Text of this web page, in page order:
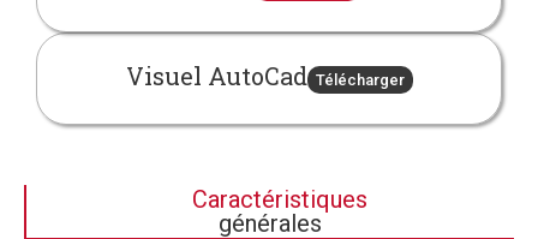
Visuel AutoCad Télécharger
Caractéristiques
générales